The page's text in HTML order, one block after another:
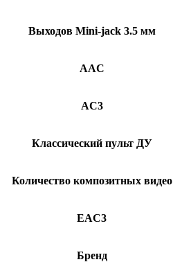
Выходов Mini-jack 3.5 мм
AAC
AC3
Классический пульт ДУ
Количество композитных видео
EAC3
Бренд